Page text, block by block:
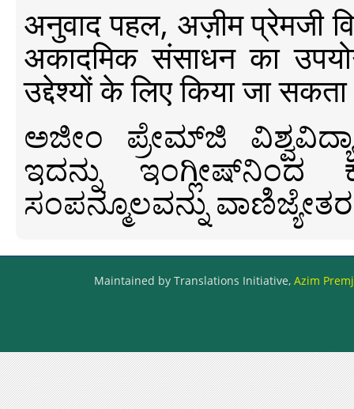
अनुवाद पहल, अज़ीम प्रेमजी
अकादमिक संसाधन का
उद्देश्यों के लिए किया जा
ಅಜೀಂ ಪ್ರೇಮ್‍ಜಿ
ಇದನ್ನು ಇಂಗ್ಲೀಷ್‍ನಿಂದ
ಸಂಪನ್ಮೂಲವನ್ನು
Maintained by Translations Initiative, Azim